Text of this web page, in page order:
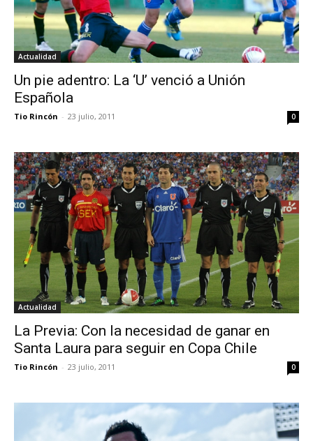
Actualidad
Un pie adentro: La ‘U’ venció a Unión
Española
Tio Rincón - 23 julio, 2011 0
Actualidad
La Previa: Con la necesidad de ganar en
Santa Laura para seguir en Copa Chile
Tio Rincón - 23 julio, 2011 0